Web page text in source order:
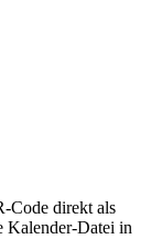
Code direkt als
Kalender-Datei in